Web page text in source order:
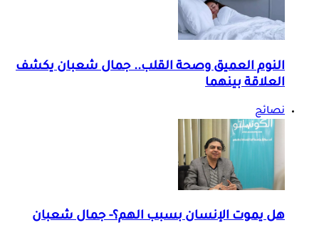
النوم العميق وصحة القلب.. جمال شعبان يكشف
العلاقة بينهما
نصائح
هل يموت الإنسان بسبب الهم؟- جمال شعبان